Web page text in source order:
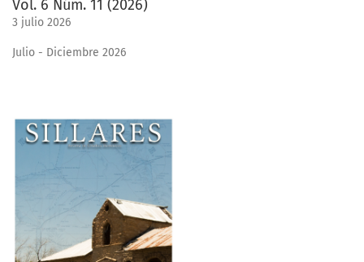
Vol. 6 Núm. 11 (2026)
3 julio 2026
Julio - Diciembre 2026